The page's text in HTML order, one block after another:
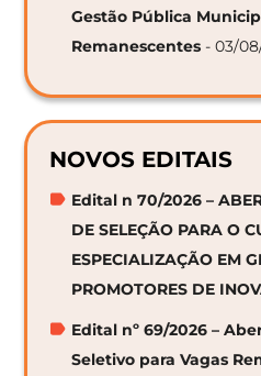
Gestão Pública
Remanescentes - 03/
NOVOS EDITAIS
Edital n 70/2026 –
DE SELEÇÃO PARA O
ESPECIALIZAÇÃO EM
PROMOTORES DE
Edital nº 69/2026 –
Seletivo para Vagas